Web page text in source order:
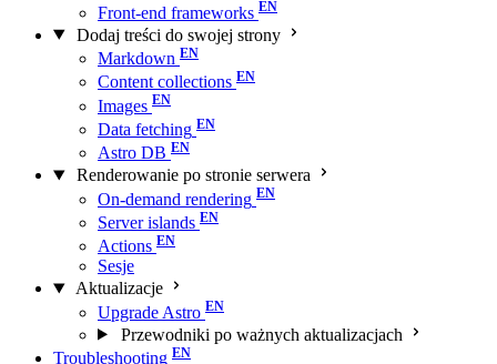
Front-end frameworks
Dodaj treści do swojej strony
Markdown
Content collections
Images
Data fetching
Astro DB
Renderowanie po stronie serwera
On-demand rendering
Server islands
Actions
Sesje
Aktualizacje
Upgrade Astro
Przewodniki po ważnych aktualizacjach
Troubleshooting